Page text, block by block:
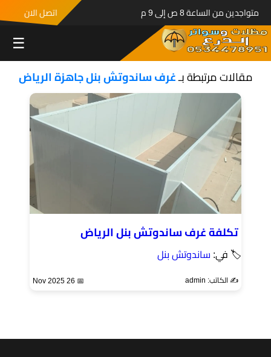
متواجدين من الساعة 8 ص إلى 9 م اتصل الان
☰
مقالات مرتبطة بـغرف ساندوتش بنل جاهزة الرياض
تكلفة غرف ساندوتش بنل الرياض
🏷 في: ساندوتش بنل
✍️ الكاتب: admin 📅 26 Nov 2025